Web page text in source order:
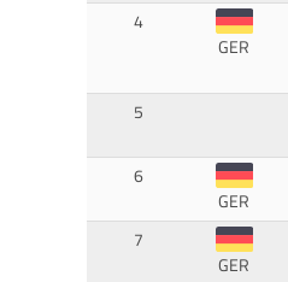
4
GER
5
6
GER
7
GER